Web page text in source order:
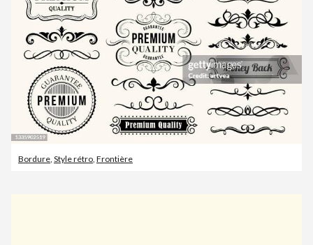
Bordure, Style rétro, Frontière